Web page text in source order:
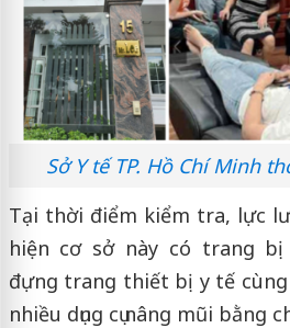
Sở Y tế TP. Hồ Chí Minh
Tại thời điểm kiểm tra, lực
hiện cơ sở này có trang
đựng trang thiết bị y tế cùng
nhiều dụng cụ nâng mũi bằng